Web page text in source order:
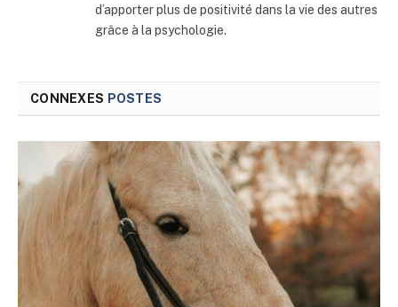
d’apporter plus de positivité dans la vie des autres
grâce à la psychologie.
CONNEXES POSTES